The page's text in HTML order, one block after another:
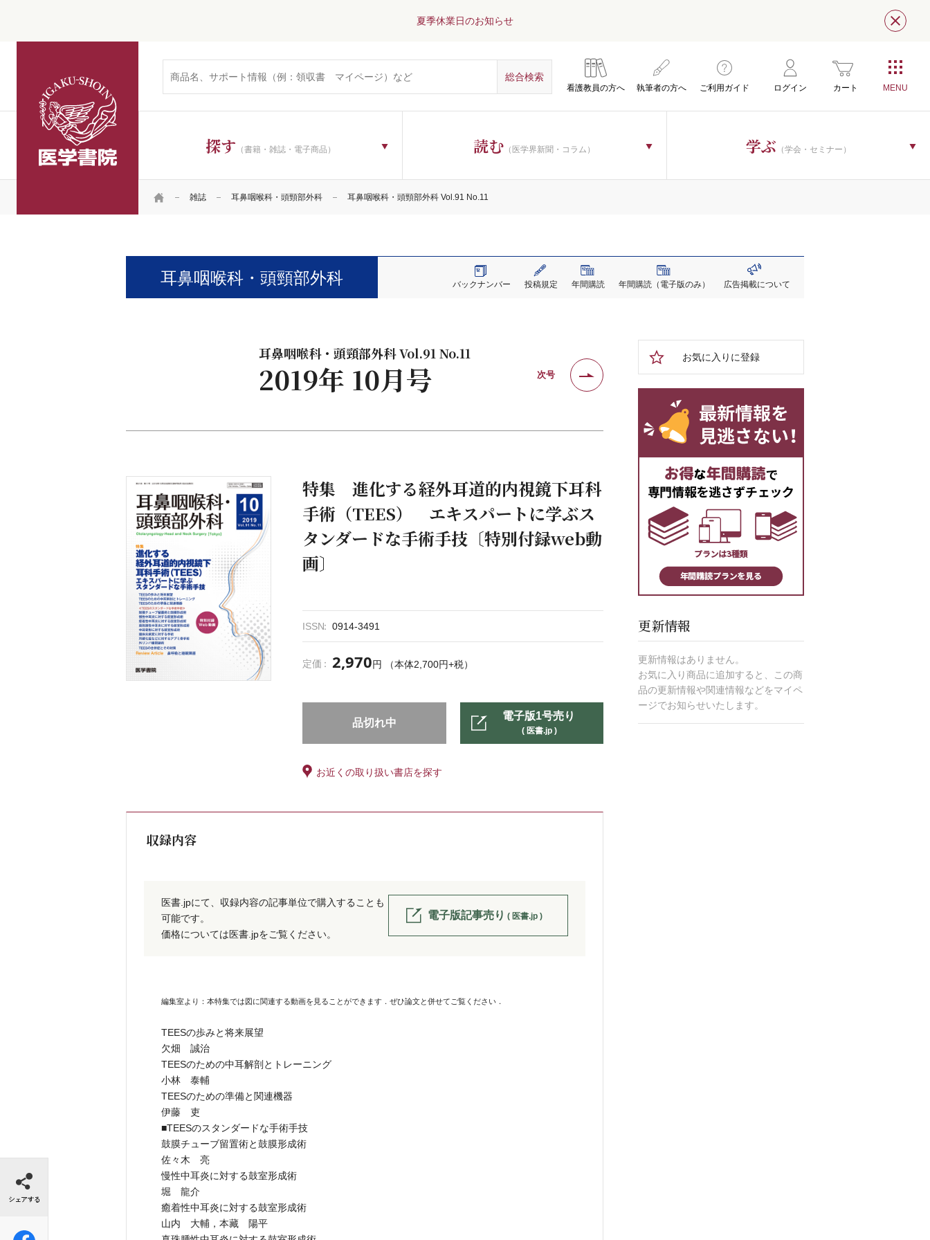
夏季休業日のお知らせ 閉じ
看護教員の方へ 執筆者の方へ ご利用ガイド ログイン カート
探す （書籍・雑誌・電子商品） 読む （医学界新聞・コラム） 学ぶ （学会・セミナー）
HOME 雑誌 耳鼻咽喉科・頭頸部外科 耳鼻咽喉科・頭頸部外科 Vol.91 No.11
耳鼻咽喉科・頭頸部外科 バックナンバー 投稿規定 年間購読 年間購読 （電子版のみ） 広告掲載について
耳鼻咽喉科・頭頸部外科 Vol.91 No.11
2019年 10月号 次号
特集 進化する経外耳道的内視鏡下耳科
手術（TEES） エキスパートに学ぶス
タンダードな手術手技〔特別付録web動
画〕
ISSN 0914-3491
定価 2,970円 （本体2,700円+税）
品切れ中
電子版1号売り
( 医書.jp )
お近くの取り扱い書店を探す
収録内容
医書.jpにて、収録内容の記事単位で購入することも
可能です。
価格については医書.jpをご覧ください。
電子版記事売り ( 医書.jp )
編集室より：本特集では図に関連する動画を見ることができます．ぜひ論文と併せてご覧ください．
TEESの歩みと将来展望
欠畑 誠治
TEESのための中耳解剖とトレーニング
小林 泰輔
TEESのための準備と関連機器
伊藤 吏
■TEESのスタンダードな手術手技
鼓膜チューブ留置術と鼓膜形成術
佐々木 亮
慢性中耳炎に対する鼓室形成術
堀 龍介
癒着性中耳炎に対する鼓室形成術
山内 大輔，本藏 陽平
お気に入りに登録
更新情報
更新情報はありません。
お気に入り商品に追加すると、この商
品の更新情報や関連情報などをマイペ
ージでお知らせいたします。